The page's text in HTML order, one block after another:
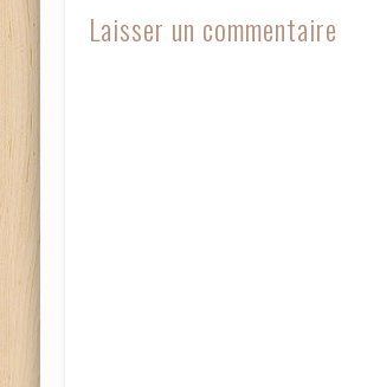
Laisser un commentaire